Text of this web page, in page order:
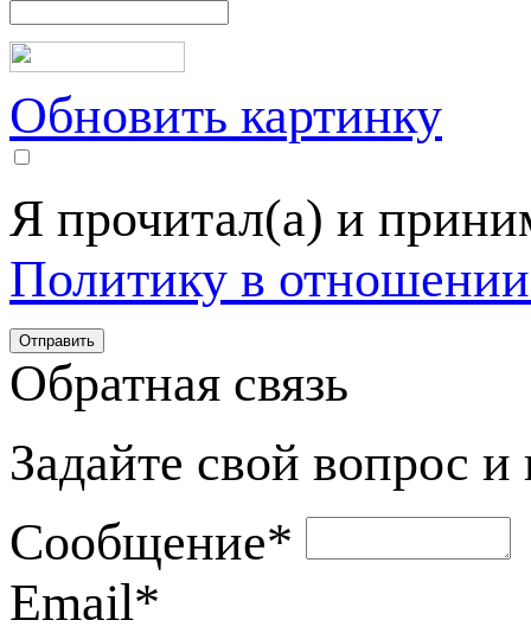
Обновить картинку
Я прочитал(а) и
Политику в
Обратная связь
Задайте свой вопрос
Сообщение*
Email*